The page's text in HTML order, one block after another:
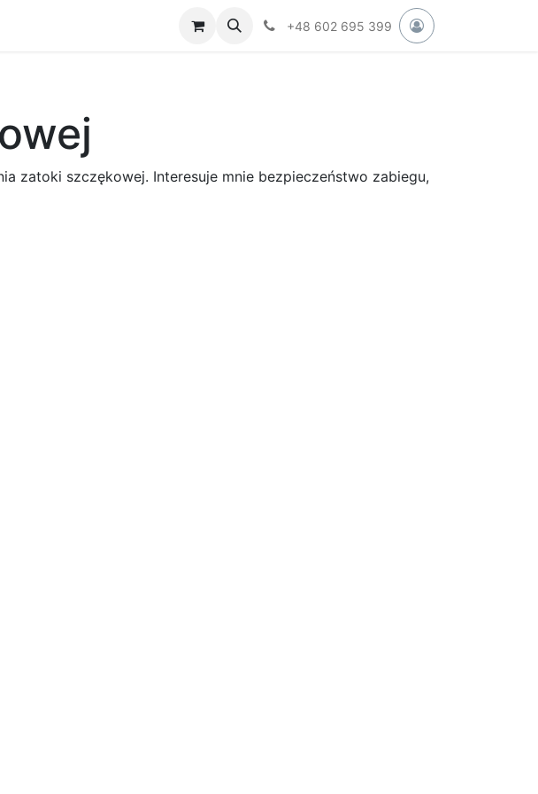
+48 602 695 399
zatoki szczękowej. Interesuje mnie bezpieczeństwo zabiegu,